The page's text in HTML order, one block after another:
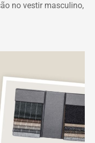
no vestir masculino,